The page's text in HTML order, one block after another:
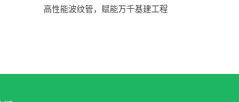
高性能波纹管，赋能万千基建工程